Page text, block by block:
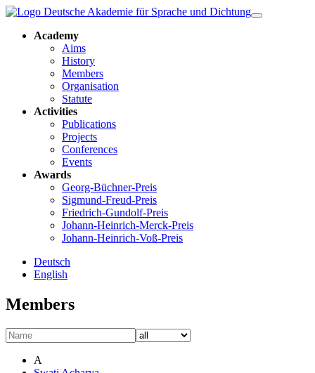
Academy
Aims
History
Members
Organisation
Statute
Activities
Publications
Projects
Conferences
Events
Awards
Georg-Büchner-Preis
Sigmund-Freud-Preis
Friedrich-Gundolf-Preis
Johann-Heinrich-Merck-Preis
Johann-Heinrich-Voß-Preis
Deutsch
English
Members
A